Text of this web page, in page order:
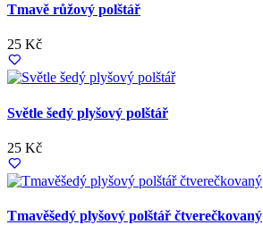
Tmavě růžový polštář
25 Kč
Světle šedý plyšový polštář
25 Kč
Tmavěšedý plyšový polštář čtverečkovaný